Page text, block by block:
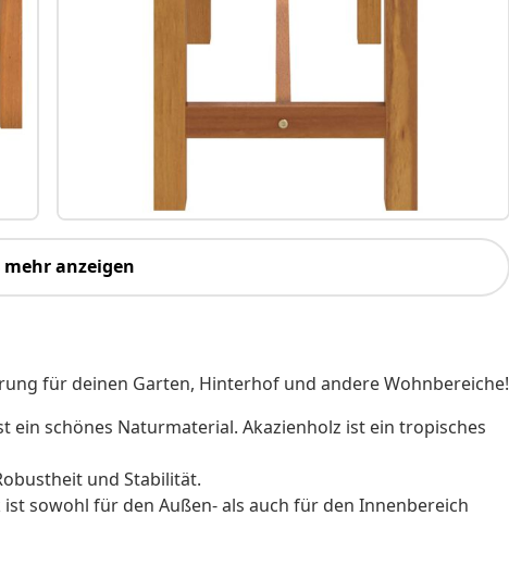
mehr anzeigen
für deinen Garten, Hinterhof und andere Wohnbereiche!
ein schönes Naturmaterial. Akazienholz ist ein tropisches
und Stabilität.
sowohl für den Außen- als auch für den Innenbereich